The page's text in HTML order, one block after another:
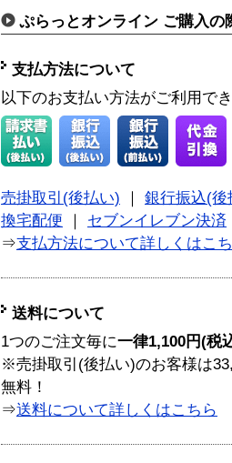
ぷらっとオンライン ご購入の
支払方法について
以下のお支払い方法がご利用で
売掛取引(後払い)
銀行振込(後
換宅配便
セブンイレブン決済
⇒支払方法について詳しくはこ
送料について
1つのご注文毎に一律1,100円(税
※売掛取引(後払い)のお客様は
無料！
⇒送料について詳しくはこちら